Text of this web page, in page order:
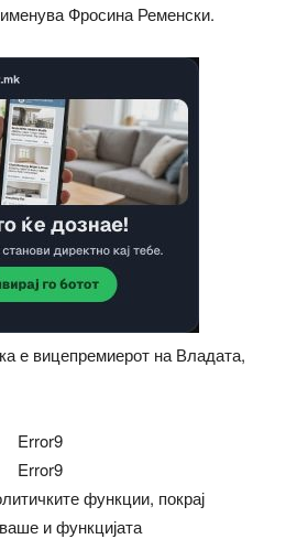
Фросина Ременски.
е вицепремиерот на Владата,
Error9
Error9
функции, покрај
и функцијата